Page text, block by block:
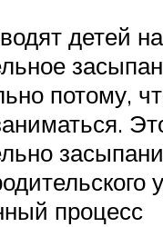
детей на
потому,
процесс